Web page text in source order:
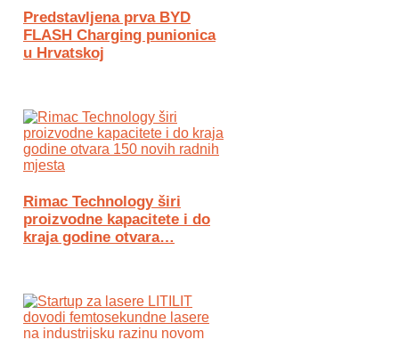
Predstavljena prva BYD
FLASH Charging punionica
u Hrvatskoj
Rimac Technology širi
proizvodne kapacitete i do
kraja godine otvara…